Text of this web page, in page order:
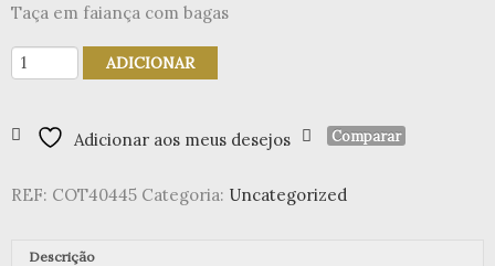
Taça em faiança com bagas
Quantidade
de
bagas
ADICIONAR
Adicionar aos meus desejos Comparar
REF: COT40445 Categoria: Uncategorized
Descrição